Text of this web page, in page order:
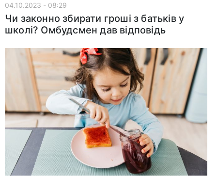
04.10.2023 - 08:29
Чи законно збирати гроші з батьків у
школі? Омбудсмен дав відповідь